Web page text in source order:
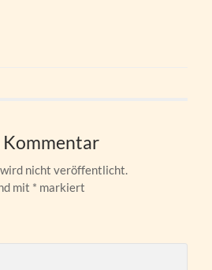
Kommentar
nicht veröffentlicht.
mit * markiert